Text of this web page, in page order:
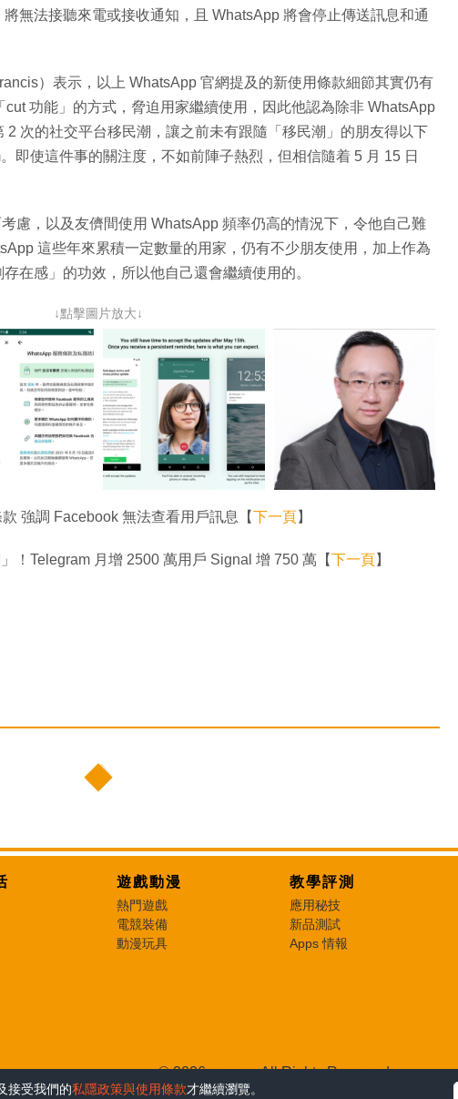
接受我們的私隱政策與使用條款才繼續瀏覽。
無法接聽來電或接收通知，且 WhatsApp 將會停止傳送訊息和通
）表示，以上 WhatsApp 官網提及的新使用條款細節其實仍有
功能」的方式，脅迫用家繼續使用，因此他認為除非 WhatsApp
2 次的社交平台移民潮，讓之前未有跟隨「移民潮」的朋友得以下
即使這件事的關注度，不如前陣子熱烈，但相信隨着 5 月 15 日
慮，以及友儕間使用 WhatsApp 頻率仍高的情況下，令他自己難
這些年來累積一定數量的用家，仍有不少朋友使用，加上作為
在感」的功效，所以他自己還會繼續使用的。
↓點擊圖片放大↓
強調 Facebook 無法查看用戶訊息【下一頁】
！Telegram 月增 2500 萬用戶 Signal 增 750 萬【下一頁】
遊戲動漫
熱門遊戲
電競裝備
動漫玩具
教學評測
應用秘技
新品測試
Apps 情報
© 2026 e-zone. All Rights Reserved.